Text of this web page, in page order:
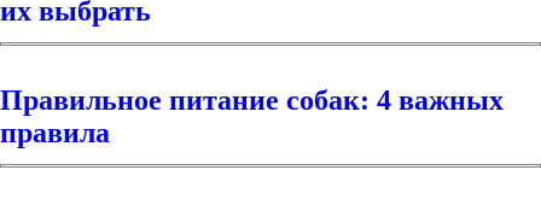
их выбрать
Правильное питание собак: 4 важных
правила